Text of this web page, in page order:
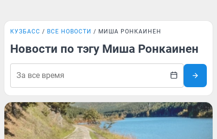
КУЗБАСС ВСЕ НОВОСТИ МИША РОНКАИНЕН
Новости по тэгу Миша Ронкаинен